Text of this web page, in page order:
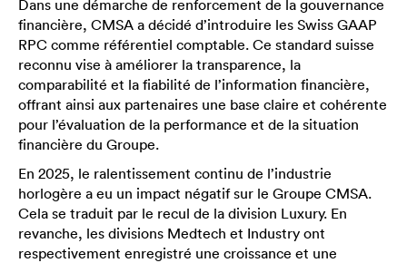
Dans une démarche de renforcement de la gouvernance
financière, CMSA a décidé d’introduire les Swiss GAAP
RPC comme référentiel comptable. Ce standard suisse
reconnu vise à améliorer la transparence, la
comparabilité et la fiabilité de l’information financière,
offrant ainsi aux partenaires une base claire et cohérente
pour l’évaluation de la performance et de la situation
financière du Groupe.
En 2025, le ralentissement continu de l’industrie
horlogère a eu un impact négatif sur le Groupe CMSA.
Cela se traduit par le recul de la division Luxury. En
revanche, les divisions Medtech et Industry ont
respectivement enregistré une croissance et une